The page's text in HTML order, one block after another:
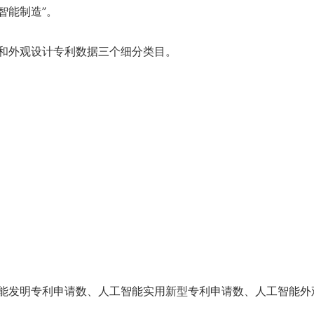
制造”。
观设计专利数据三个细分类目。
明专利申请数、人工智能实用新型专利申请数、人工智能外